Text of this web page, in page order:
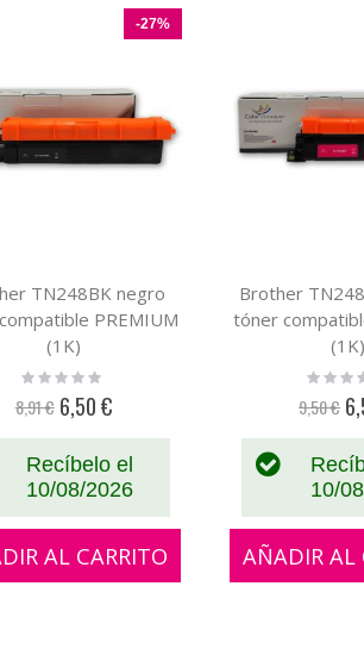
-27%
TN248BK negro
PREMIUM
(1K)
Rating:
8,91 € Precio
6,50 €
Recíbelo el
10/08/2026
AL CARRITO
Brother
tóner
(1K)
Rating:
9,50 €
10/
AÑADIR AL